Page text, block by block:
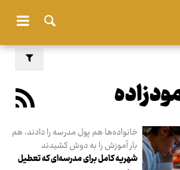
خانواده‌ها هم پول مدرسه را دادند، هم
بار آموزش را به دوش کشیدند
شهریه کامل برای مدرسه‌ای که تعطیل